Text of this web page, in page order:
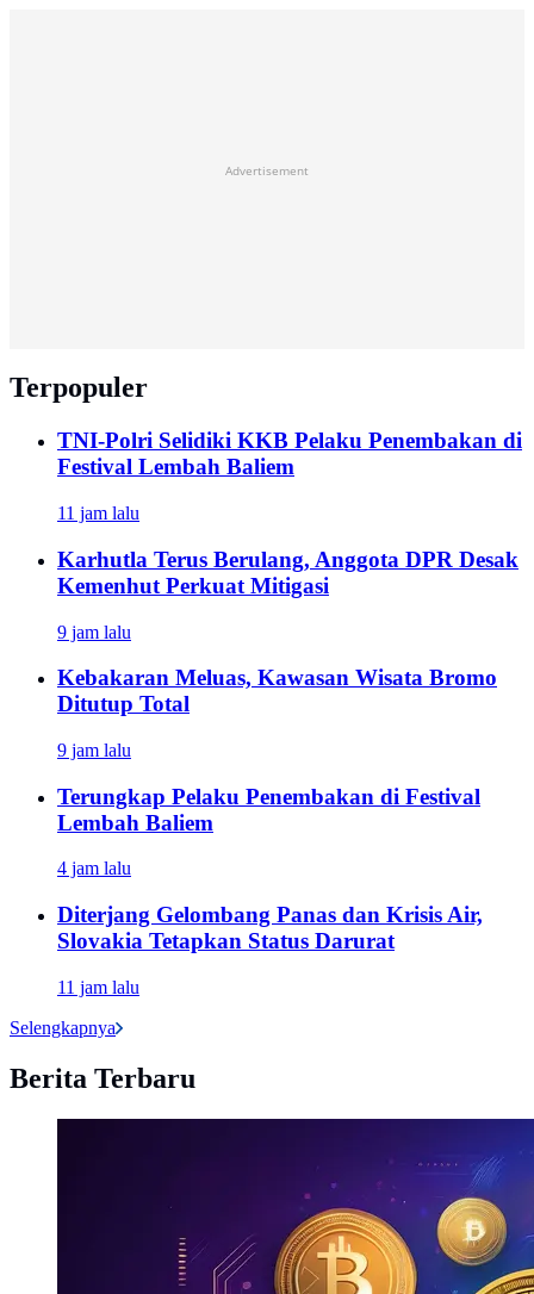
Advertisement
Terpopuler
TNI-Polri Selidiki KKB Pelaku Penembakan di
Festival Lembah Baliem
11 jam lalu
Karhutla Terus Berulang, Anggota DPR Desak
Kemenhut Perkuat Mitigasi
9 jam lalu
Kebakaran Meluas, Kawasan Wisata Bromo
Ditutup Total
9 jam lalu
Terungkap Pelaku Penembakan di Festival
Lembah Baliem
4 jam lalu
Diterjang Gelombang Panas dan Krisis Air,
Slovakia Tetapkan Status Darurat
11 jam lalu
Selengkapnya
Berita Terbaru